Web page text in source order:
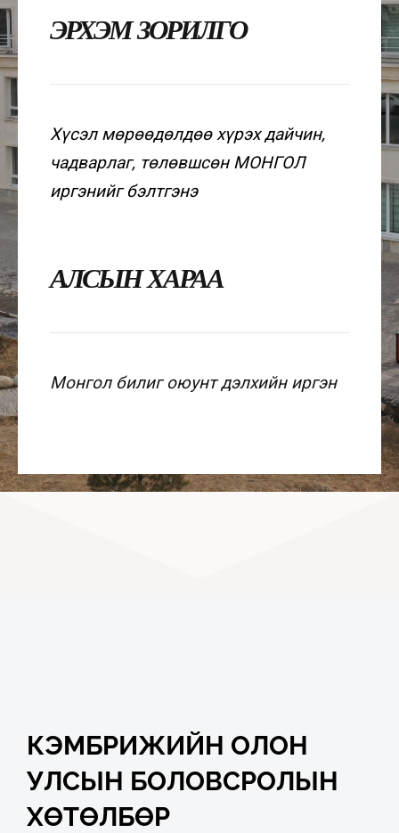
ЭРХЭМ ЗОРИЛГО
Хүсэл мөрөөдөлдөө хүрэх дайчин,
чадварлаг, төлөвшсөн МОНГОЛ
иргэнийг бэлтгэнэ
АЛСЫН ХАРАА
Монгол билиг оюунт дэлхийн иргэн
КЭМБРИЖИЙН ОЛОН
УЛСЫН БОЛОВСРОЛЫН
ХӨТӨЛБӨР